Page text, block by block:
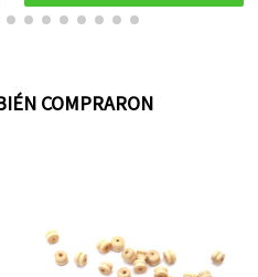
COMPRARON